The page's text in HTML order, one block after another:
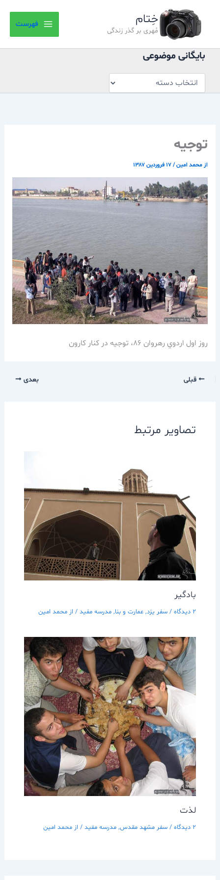
خِتام
مُهری بر گذر زندگی
فهرست
بایگانی موضوعی
موضوعی
توجيه
از محمد امین/۱۷ فروردین ۱۳۸۷
روز اول اردوي رهروان 86، توجيه در كنار كارون
قبلی بعدی
تصاویر مرتبط
بادگير
2 دیدگاه / سفر يزد, عمارت و بنا, مدرسه مفيد/ از محمد امین
لذت
2 دیدگاه / سفر مشهد مقدس, مدرسه مفيد/ از محمد امین